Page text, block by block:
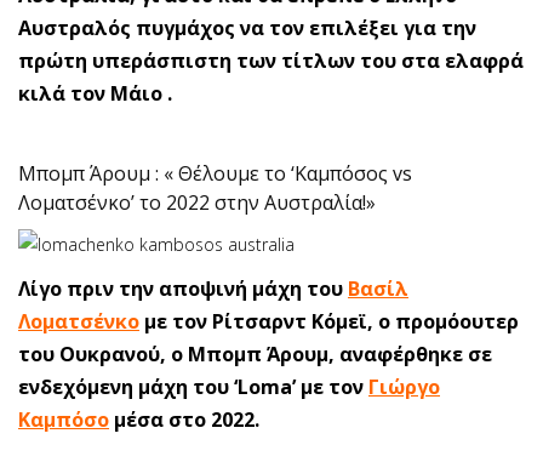
Αυστραλός πυγμάχος να τον επιλέξει για την
πρώτη υπεράσπιστη των τίτλων του στα ελαφρά
κιλά τον Μάιο .
Μπομπ Άρουμ : « Θέλουμε το ‘Καμπόσος vs
Λοματσένκο’ το 2022 στην Αυστραλία!»
Λίγο πριν την αποψινή μάχη του Βασίλ
Λοματσένκο με τον Ρίτσαρντ Κόμεϊ, ο προμόουτερ
του Ουκρανού, ο Μπομπ Άρουμ, αναφέρθηκε σε
ενδεχόμενη μάχη του ‘Loma’ με τον Γιώργο
Καμπόσο μέσα στο 2022.